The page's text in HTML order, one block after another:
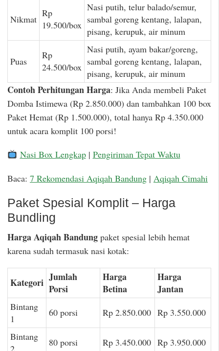
Nikmat
Rp
19.500/box
Nasi putih, telur balado/semur,
sambal goreng kentang, lalapan,
pisang, kerupuk, air minum
Puas
Rp
24.500/box
Nasi putih, ayam bakar/goreng,
sambal goreng kentang, lalapan,
pisang, kerupuk, air minum
Contoh Perhitungan Harga: Jika Anda membeli Paket
Domba Istimewa (Rp 2.850.000) dan tambahkan 100 box
Paket Hemat (Rp 1.500.000), total hanya Rp 4.350.000
untuk acara komplit 100 porsi!
Nasi Box Lengkap| Pengiriman Tepat Waktu
Baca: 7 Rekomendasi Aqiqah Bandung | Aqiqah Cimahi
Paket Spesial Komplit – Harga
Bundling
Harga Aqiqah Bandung paket spesial lebih hemat
karena sudah termasuk nasi kotak:
Kategori Jumlah
Porsi
Harga
Betina
Harga
Jantan
Bintang
1
60 porsi Rp 2.850.000 Rp 3.550.000
Bintang
2
80 porsi Rp 3.450.000 Rp 3.950.000